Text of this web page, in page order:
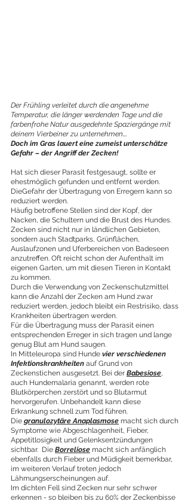
Der Frühling verleitet durch die angenehme
Temperatur, die länger werdenden Tage und die
farbenfrohe Natur ausgedehnte Spaziergänge mit
deinem Vierbeiner zu unternehmen….
Doch im Gras lauert eine zumeist unterschätze
Gefahr – der Angriff der Zecken!
Hat sich dieser Parasit festgesaugt, sollte er
ehestmöglich gefunden und entfernt werden.
DieGefahr der Übertragung von Erregern kann so
reduziert werden.
Häufig betroffene Stellen sind der Kopf, der
Nacken, die Schultern und die Brust des Hundes.
Zecken sind nicht nur in ländlichen Gebieten,
sondern auch Stadtparks, Grünflächen,
Auslaufzonen und Uferbereichen von Badeseen
anzutreffen. Oft reicht schon der Aufenthalt im
eigenen Garten, um mit diesen Tieren in Kontakt
zu kommen.
Durch die Verwendung von Zeckenschutzmittel
kann die Anzahl der Zecken am Hund zwar
reduziert werden, jedoch bleibt ein Restrisiko, dass
Krankheiten übertragen werden.
Für die Übertragung muss der Parasit einen
entsprechenden Erreger in sich tragen und lange
genug Blut am Hund saugen.
In Mitteleuropa sind Hunde vier verschiedenen
Infektionskrankheiten auf Grund von
Zeckenstichen ausgesetzt. Bei der Babesiose,
auch Hundemalaria genannt, werden rote
Blutkörperchen zerstört und so Blutarmut
hervorgerufen. Unbehandelt kann diese
Erkrankung schnell zum Tod führen.
Die granulozytäre Anaplasmose macht sich durch
Symptome wie Abgeschlagenheit, Fieber,
Appetitlosigkeit und Gelenksentzündungen
sichtbar.  Die Borreliose macht sich anfänglich
ebenfalls durch Fieber und Müdigkeit bemerkbar,
im weiteren Verlauf treten jedoch
Lähmungserscheinungen auf.
Im dichten Fell sind Zecken nur sehr schwer
erkennen - so bleiben bis zu 60% der Zeckenbisse